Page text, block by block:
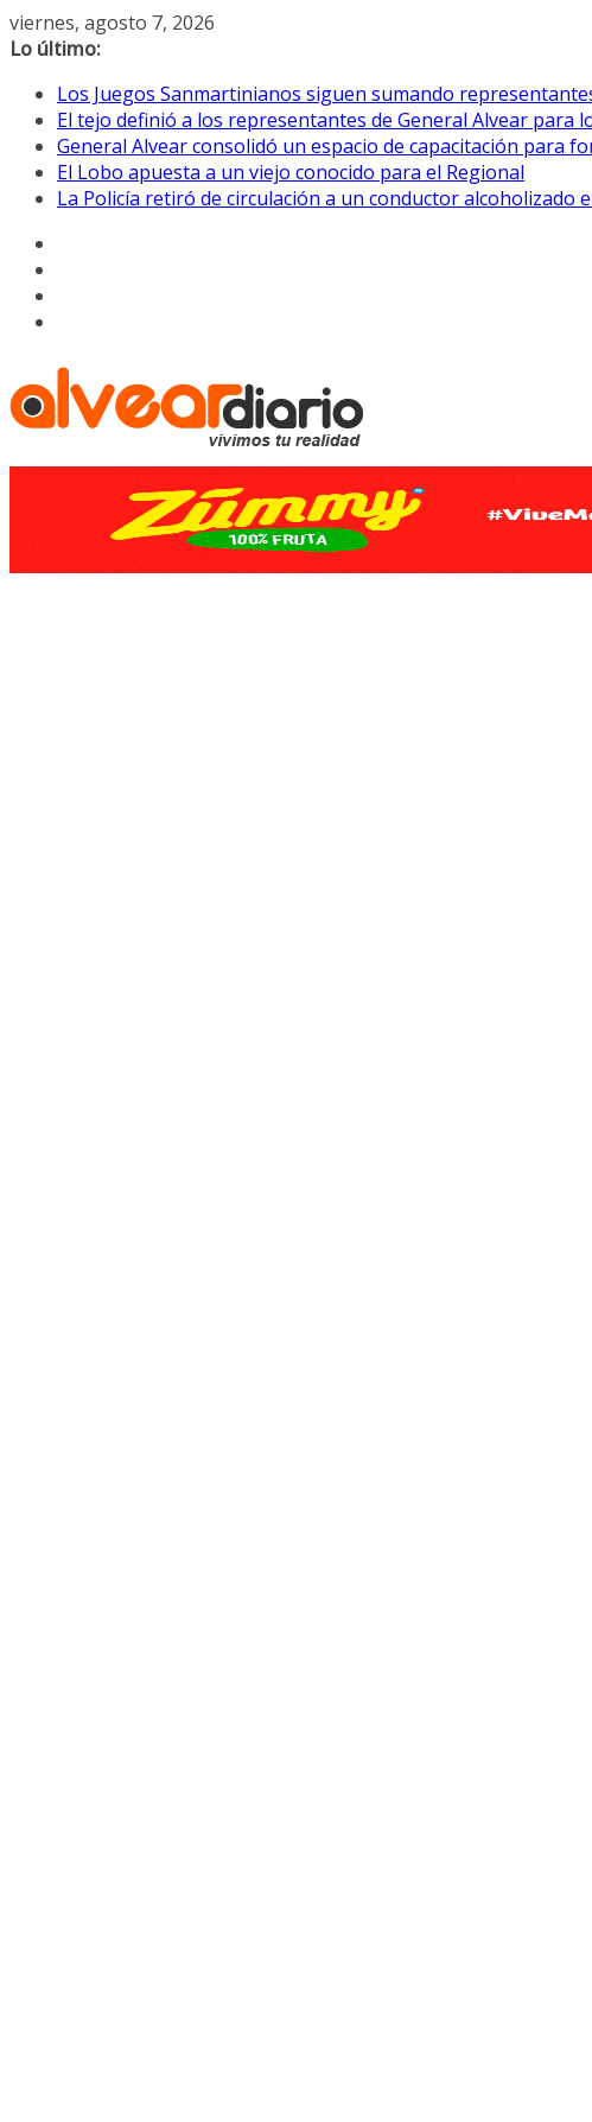
Saltar
al
viernes, agosto 7, 2026
Lo último:
Los Juegos Sanmartinianos siguen sumando
El tejo definió a los representantes de General Alvear para
General Alvear consolidó un espacio de capacitación para
El Lobo apuesta a un viejo conocido para el Regional
La Policía retiró de circulación a un conductor alcoholizado